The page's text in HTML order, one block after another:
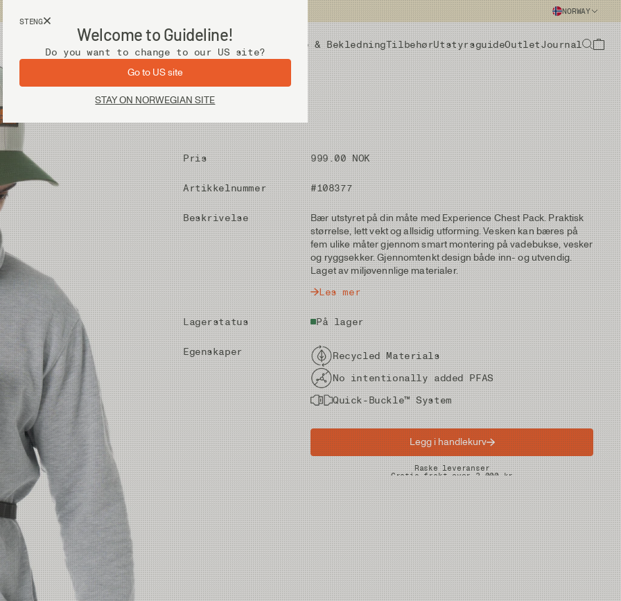
STENG
Welcome to Guideline!
Do you want to change to our US site?
Go to US site
STAY ON NORWEGIAN SITE
NORWAY
Vadere & BekledningTilbehørUtstyrsguideOutletJournal
Pris 999.00 NOK
Artikkelnummer #108377
Beskrivelse
Bær utstyret på din måte med Experience Chest Pack. Praktisk
størrelse, lett vekt og allsidig utforming. Vesken kan bæres på
fem ulike måter gjennom smart montering på vadebukse, vesker
og ryggsekker. Gjennomtenkt design både inn- og utvendig.
Laget av miljøvennlige materialer.
Les mer
Lagerstatus På lager
Egenskaper
Recycled Materials
No intentionally added PFAS
Quick-Buckle™ System
Legg i handlekurv
Gratis frakt over 2.000 kr